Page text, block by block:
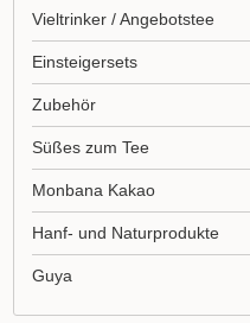
Vieltrinker / Angebotstee
Einsteigersets
Zubehör
Süßes zum Tee
Monbana Kakao
Hanf- und Naturprodukte
Guya